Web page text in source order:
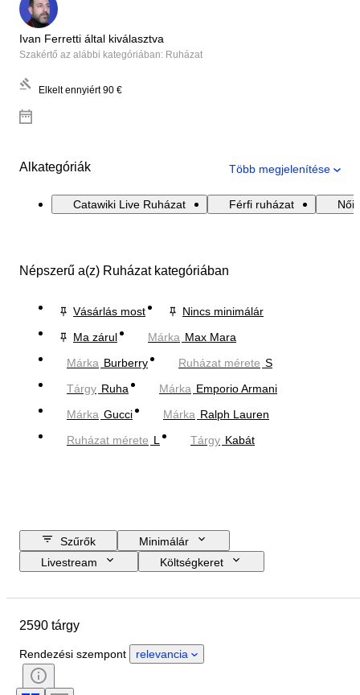
Ivan Ferretti által kiválasztva
Szakértő az alábbi kategóriában: Ruházat
Elkelt ennyiért 90 €
Alkategóriák Több megjelenítése
Catawiki Live Ruházat Férfi ruházat Női
Népszerű a(z) Ruházat kategóriában
Vásárlás most
Nincs minimálár
Ma zárul
Márka Max Mara
Márka Burberry Ruházat mérete S
Tárgy Ruha Márka Emporio Armani
Márka Gucci Márka Ralph Lauren
Ruházat mérete L Tárgy Kabát
Szűrők
Minimálár
Livestream
Költségkeret
Country of origin
Állapot
Stílus
Szín
Ráírt méret
2590 tárgy
Rendezési szempont relevancia